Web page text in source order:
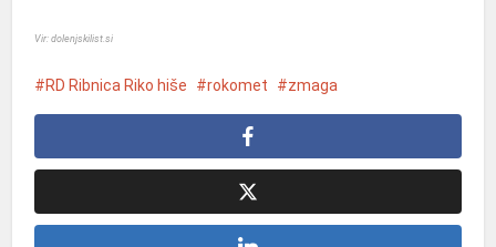
Vir: dolenjskilist.si
RD Ribnica Riko hiše rokomet zmaga